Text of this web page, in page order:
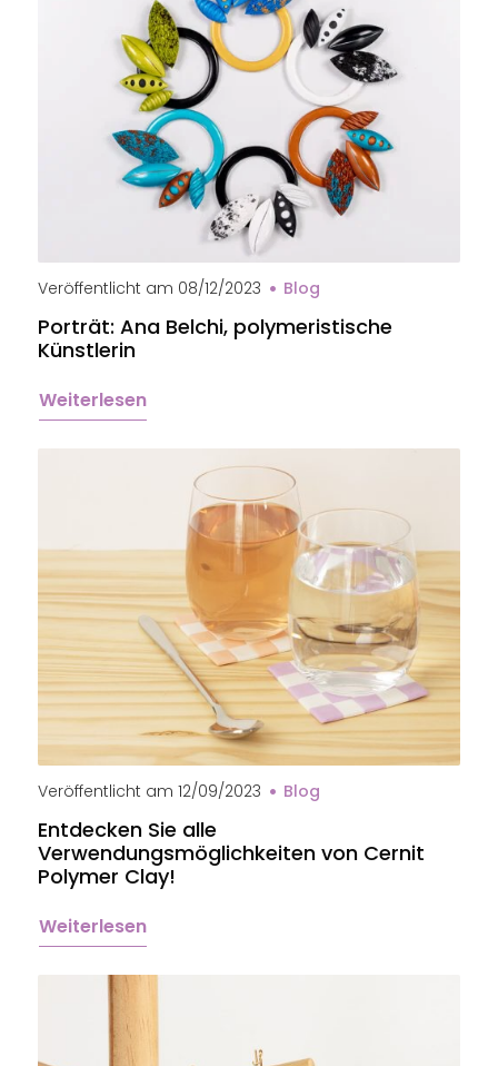
Veröffentlicht am 08/12/2023 Blog
Porträt: Ana Belchi, polymeristische
Künstlerin
Weiterlesen
Veröffentlicht am 12/09/2023 Blog
Entdecken Sie alle
Verwendungsmöglichkeiten von Cernit
Polymer Clay!
Weiterlesen